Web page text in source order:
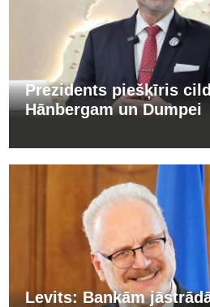
Prezidents piešķīris
Hānbergam un Dumpei
Levits: Bankām